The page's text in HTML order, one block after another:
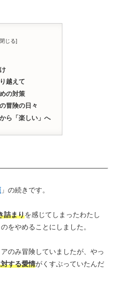
越えて
の対策
冒険の日々
ら「楽しい」へ
」の続きです。
詰まりを感じてしまったわたし
をやめることにしました。
のみ冒険していましたが、やっ
する愛情がくすぶっていたんだ